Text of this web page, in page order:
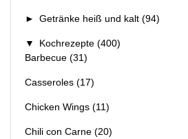
► Getränke heiß und kalt (94)
▼ Kochrezepte (400)
Barbecue (31)
Casseroles (17)
Chicken Wings (11)
Chili con Carne (20)